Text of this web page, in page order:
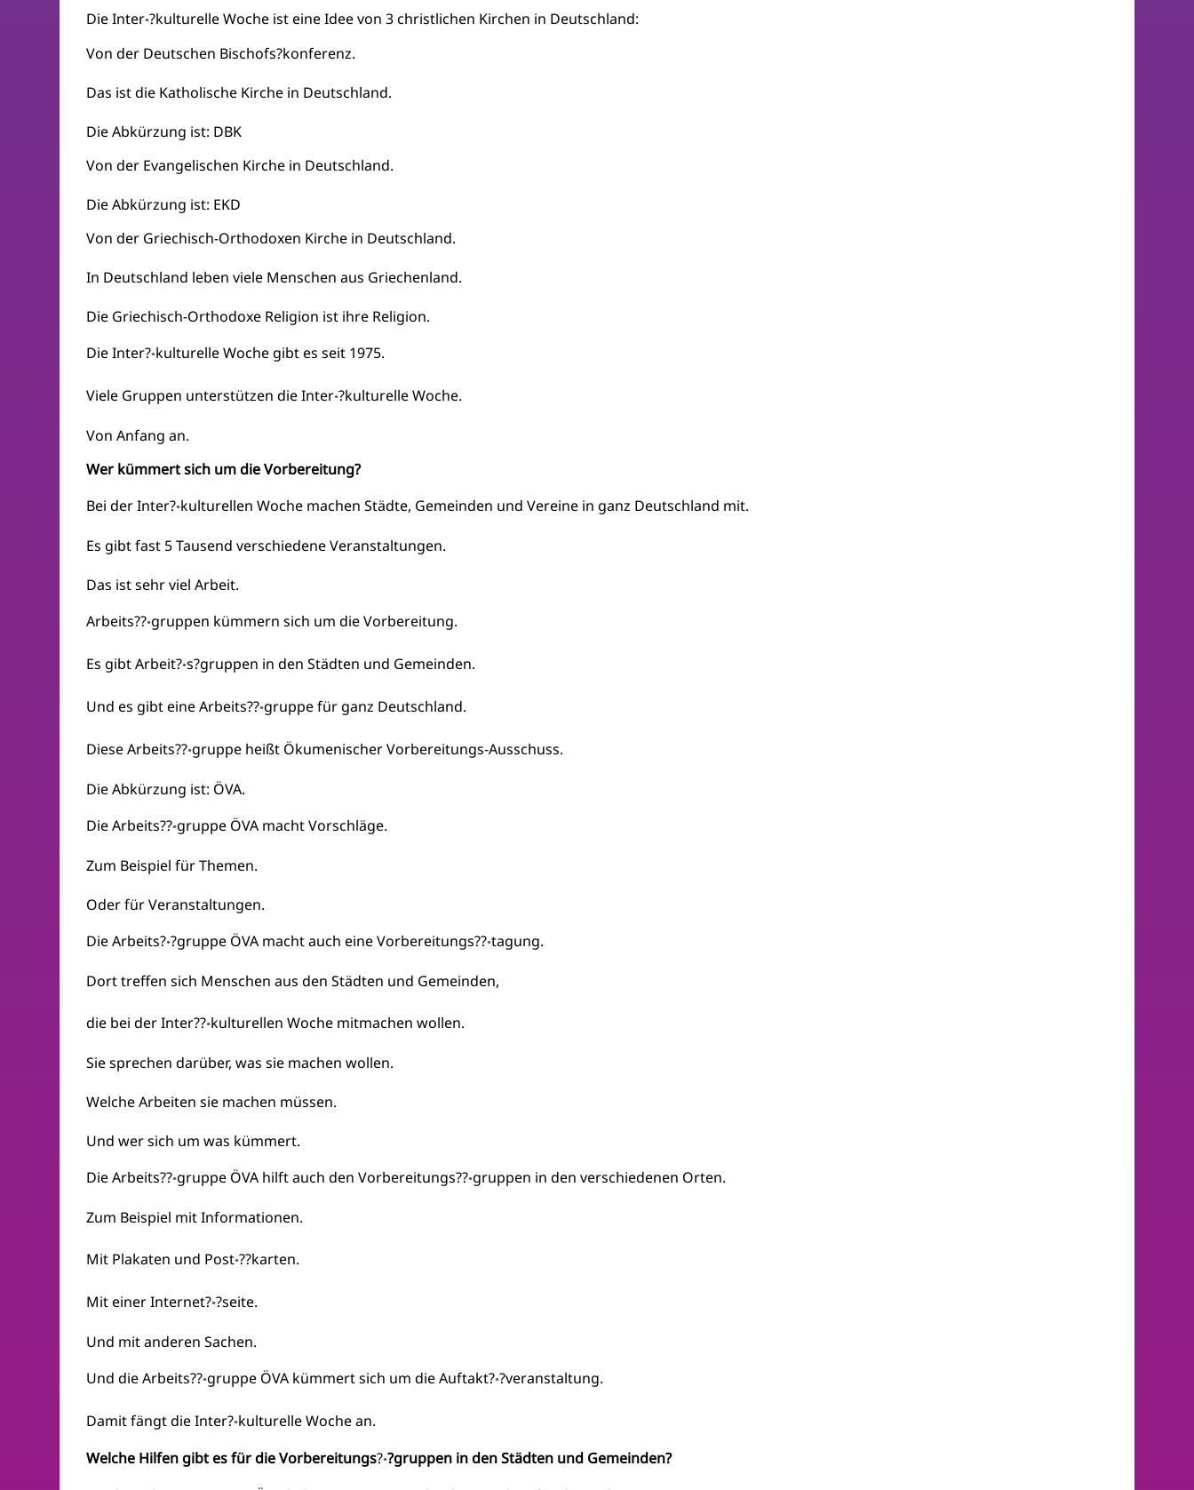
Die Inter·?kulturelle Woche ist eine Idee von 3 christlichen Kirchen in Deutschland:
Von der Deutschen Bischofs?konferenz.
Das ist die Katholische Kirche in Deutschland.
Die Abkürzung ist: DBK
Von der Evangelischen Kirche in Deutschland.
Die Abkürzung ist: EKD
Von der Griechisch-Orthodoxen Kirche in Deutschland.
In Deutschland leben viele Menschen aus Griechenland.
Die Griechisch-Orthodoxe Religion ist ihre Religion.
Die Inter?·kulturelle Woche gibt es seit 1975.
Viele Gruppen unterstützen die Inter·?kulturelle Woche.
Von Anfang an.
Wer kümmert sich um die Vorbereitung?
Bei der Inter?·kulturellen Woche machen Städte, Gemeinden und Vereine in ganz Deutschland mit.
Es gibt fast 5 Tausend verschiedene Veranstaltungen.
Das ist sehr viel Arbeit.
Arbeits??·gruppen kümmern sich um die Vorbereitung.
Es gibt Arbeit?·s?gruppen in den Städten und Gemeinden.
Und es gibt eine Arbeits??·gruppe für ganz Deutschland.
Diese Arbeits??·gruppe heißt Ökumenischer Vorbereitungs-Ausschuss.
Die Abkürzung ist: ÖVA.
Die Arbeits??·gruppe ÖVA macht Vorschläge.
Zum Beispiel für Themen.
Oder für Veranstaltungen.
Die Arbeits?·?gruppe ÖVA macht auch eine Vorbereitungs??·tagung.
Dort treffen sich Menschen aus den Städten und Gemeinden,
die bei der Inter??·kulturellen Woche mitmachen wollen.
Sie sprechen darüber, was sie machen wollen.
Welche Arbeiten sie machen müssen.
Und wer sich um was kümmert.
Die Arbeits??·gruppe ÖVA hilft auch den Vorbereitungs??·gruppen in den verschiedenen Orten.
Zum Beispiel mit Informationen.
Mit Plakaten und Post·??karten.
Mit einer Internet?·?seite.
Und mit anderen Sachen.
Und die Arbeits??·gruppe ÖVA kümmert sich um die Auftakt?·?veranstaltung.
Damit fängt die Inter?·kulturelle Woche an.
Welche Hilfen gibt es für die Vorbereitungs?·?gruppen in den Städten und Gemeinden?